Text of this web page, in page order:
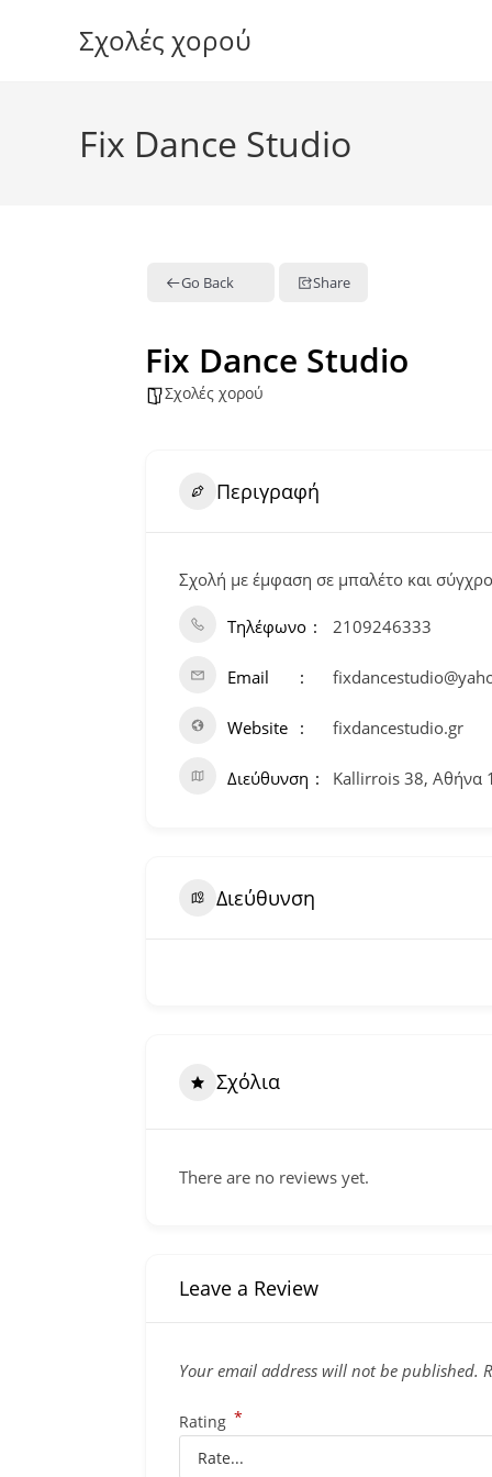
Σχολές χορού
Fix Dance Studio
Go Back Share
Fix Dance Studio
Σχολές χορού
Περιγραφή
Σχολή με έμφαση σε μπαλέτο και
Τηλέφωνο 2109246333
Email
Website fixdancestudio.gr
Διεύθυνση Kallirrois 38, Αθήνα
Διεύθυνση
Σχόλια
There are no reviews yet.
Leave a Review
Your email address will not be published.
Rating *